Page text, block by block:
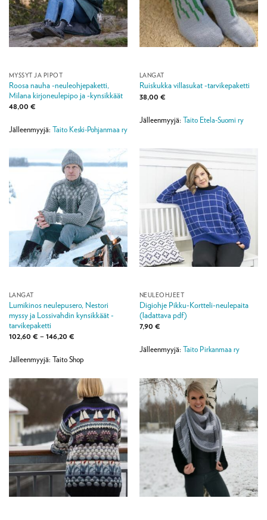
MYSSYT JA PIPOT
Roosa nauha -neuleohjepaketti,
Milana kirjoneulepipo ja -kynsikkäät
48,00 €
Jälleenmyyjä: Taito Keski-Pohjanmaa ry
LANGAT
Ruiskukka villasukat -tarvikepaketti
38,00 €
Jälleenmyyjä: Taito Etela-Suomi ry
LANGAT
Lumikinos neulepusero, Nestori
myssy ja Lossivahdin kynsikkäät -
tarvikepaketti
102,60 € – 146,20 €Hintaluokka:
146,20 €
Jälleenmyyjä: Taito Shop
NEULEOHJEET
Digiohje Pikku-Kortteli-neulepaita
(ladattava pdf)
7,90 €
Jälleenmyyjä: Taito Pirkanmaa ry